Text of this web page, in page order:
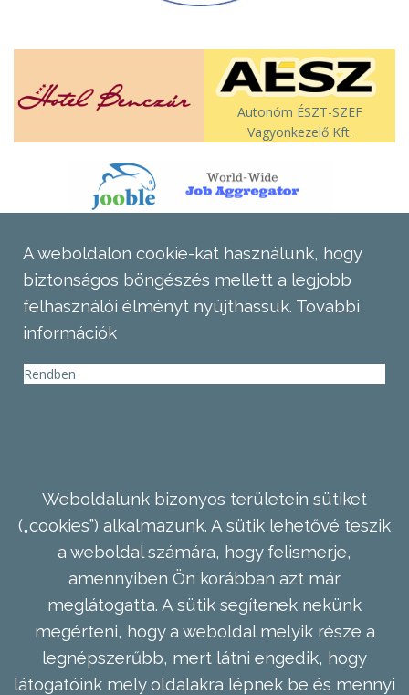
Autonóm ÉSZT-SZEF
Vagyonkezelő Kft.
A weboldalon cookie-kat használunk, hogy
biztonságos böngészés mellett a legjobb
felhasználói élményt nyújthassuk. További
információk
Rendben
Weboldalunk bizonyos területein sütiket
(„cookies”) alkalmazunk. A sütik lehetővé teszik
a weboldal számára, hogy felismerje,
amennyiben Ön korábban azt már
meglátogatta. A sütik segítenek nekünk
megérteni, hogy a weboldal melyik része a
legnépszerűbb, mert látni engedik, hogy
látogatóink mely oldalakra lépnek be és mennyi